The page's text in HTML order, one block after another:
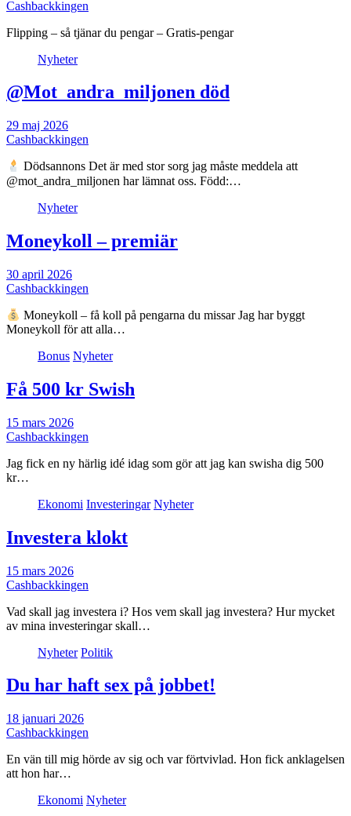
Cashbackkingen
Flipping – så tjänar du pengar – Gratis-pengar
Nyheter
@Mot_andra_miljonen död
29 maj 2026
Cashbackkingen
Dödsannons Det är med stor sorg jag måste meddela att
@mot_andra_miljonen har lämnat oss. Född:…
Nyheter
Moneykoll – premiär
30 april 2026
Cashbackkingen
Moneykoll – få koll på pengarna du missar Jag har byggt
Moneykoll för att alla…
Bonus Nyheter
Få 500 kr Swish
15 mars 2026
Cashbackkingen
Jag fick en ny härlig idé idag som gör att jag kan swisha dig 500
kr…
Ekonomi Investeringar Nyheter
Investera klokt
15 mars 2026
Cashbackkingen
Vad skall jag investera i? Hos vem skall jag investera? Hur mycket
av mina investeringar skall…
Nyheter Politik
Du har haft sex på jobbet!
18 januari 2026
Cashbackkingen
En vän till mig hörde av sig och var förtvivlad. Hon fick anklagelsen
att hon har…
Ekonomi Nyheter